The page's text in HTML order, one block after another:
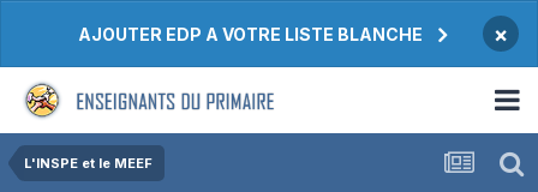
AJOUTER EDP A VOTRE LISTE BLANCHE ×
L'INSPE et le MEEF